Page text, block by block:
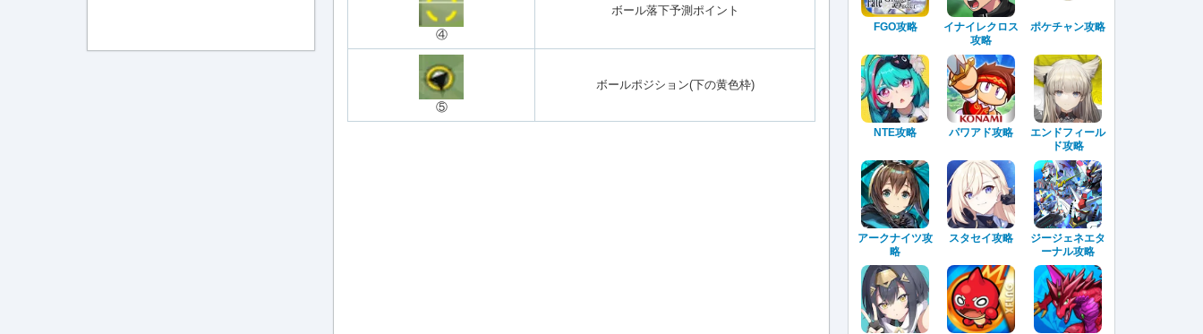
④
ボール落下予測ポイント
⑤
ボールポジション(下の黄色枠)
FGO攻略
イナイレクロス
攻略
ポケチャン攻略
NTE攻略 パワアド攻略
エンドフィール
ド攻略
アークナイツ攻
略
スタセイ攻略
ジージェネエタ
ーナル攻略